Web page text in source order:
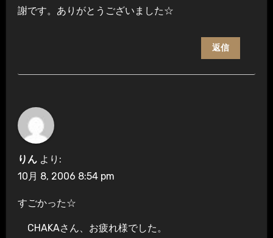
謝です。ありがとうございました☆
返信
りん より:
10月 8, 2006 8:54 pm
すごかった☆
CHAKAさん、お疲れ様でした。